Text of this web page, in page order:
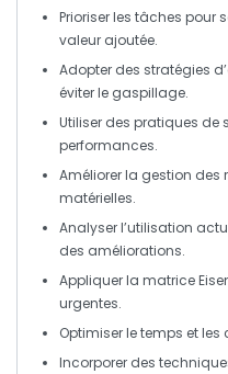
Prioriser les tâches pour
valeur ajoutée.
Adopter des stratégies
éviter le gaspillage.
Utiliser des pratiques de
performances.
Améliorer la gestion des
matérielles.
Analyser l’utilisation
des améliorations.
Appliquer la matrice
urgentes.
Optimiser letemps et les
Incorporer des